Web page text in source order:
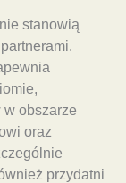
stanowią
obszarze
oraz
przydatni